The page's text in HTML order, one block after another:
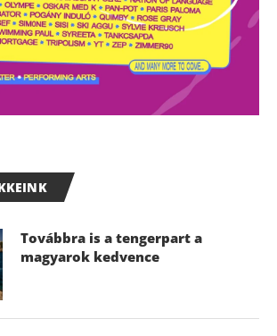
Továbbra is a tengerpart a
magyarok kedvence